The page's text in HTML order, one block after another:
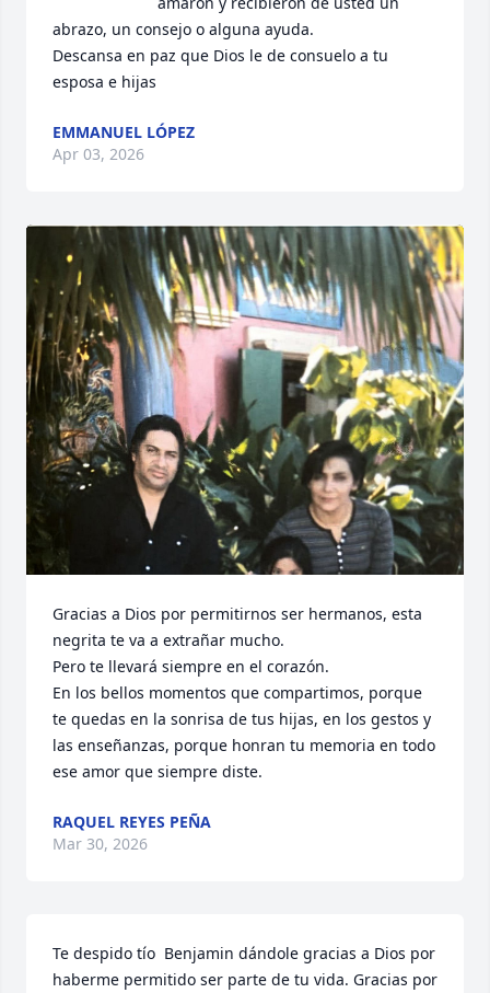
abrazo, un consejo o alguna ayuda.
Descansa en paz que Dios le de consuelo a tu
esposa e hijas
EMMANUEL LÓPEZ
Apr 03, 2026
Gracias a Dios por permitirnos ser hermanos, esta
negrita te va a extrañar mucho.
Pero te llevará siempre en el corazón.
En los bellos momentos que compartimos, porque
te quedas en la sonrisa de tus hijas, en los gestos y
las enseñanzas, porque honran tu memoria en todo
ese amor que siempre diste.
RAQUEL REYES PEÑA
Mar 30, 2026
Te despido tío  Benjamin dándole gracias a Dios por
haberme permitido ser parte de tu vida. Gracias por